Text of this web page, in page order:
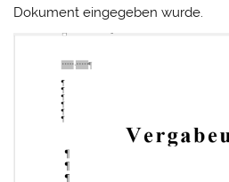
Dokument eingegeben wurde.